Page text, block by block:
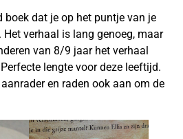
boek dat je op het puntje van je
verhaal is lang genoeg, maar
van 8/9 jaar het verhaal
lengte voor deze leeftijd.
en raden ook aan om de